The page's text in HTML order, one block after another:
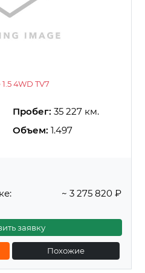
4WD TV7
Пробег: 35 227 км.
Объем: 1.497
~ 3 275 820 ₽
заявку
Похожие